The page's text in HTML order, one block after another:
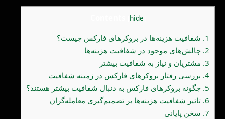
hide
1. شفافیت هزینه‌ها در بروکرهای فارکس چیست؟
2. چالش‌های موجود در شفافیت هزینه‌ها
3. مشتریان و نیاز به شفافیت بیشتر
4. بررسی رفتار بروکرهای فارکس در زمینه شفافیت
5. چگونه بروکرهای فارکس به دنبال شفافیت بیشتر هستند؟
6. تاثیر شفافیت هزینه‌ها بر تصمیم‌گیری معامله‌گران
7. سخن پایانی